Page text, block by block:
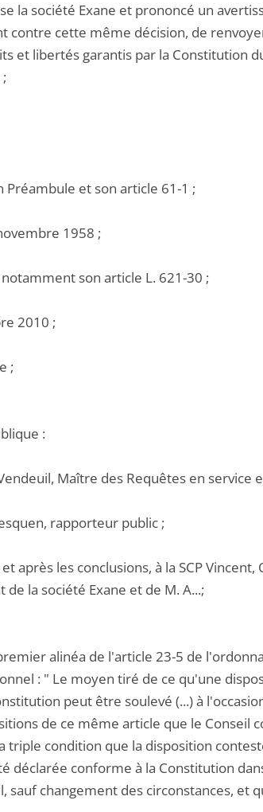
la société Exane et prononcé un
contre cette même décision, de
et libertés garantis par la Constitution
et son article 61-1 ;
1958 ;
son article L. 621-30 ;
2010 ;
;
:
Maître des Requêtes en service
rapporteur public ;
après les conclusions, à la SCP
la société Exane et de M. A...;
alinéa de l'article 23-5 de
: " Le moyen tiré de ce qu'une
peut être soulevé (...) à
de ce même article que le Conseil
condition que la disposition
déclarée conforme à la Constitution
sauf changement des circonstances, et